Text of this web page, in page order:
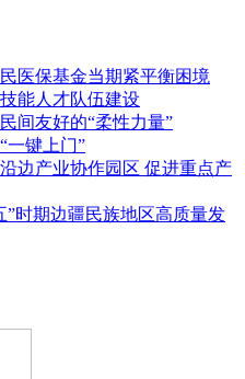
医保基金当期紧平衡困境
能人才队伍建设
间友好的“柔性力量”
一键上门”
边产业协作园区 促进重点产
”时期边疆民族地区高质量发